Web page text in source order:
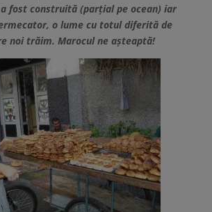
fost construită (parțial pe ocean) iar
o lume cu totul diferită de
noi trăim. Marocul ne așteaptă!